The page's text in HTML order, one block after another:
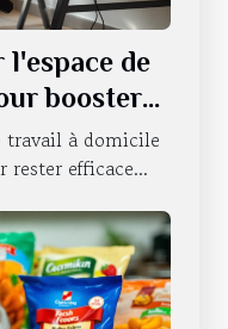
de
booster
travail à domicile
rester efficace...